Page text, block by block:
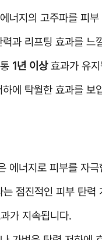
너지의 고주파를 피
과 리프팅 효과를 느
1년 이상효과가 유지
에 탁월한 효과를 보
에너지로 피부를 자극
점진적인 피부 탄력
가 지속됩니다.